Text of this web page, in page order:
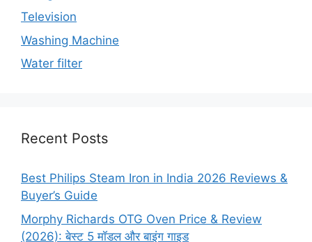
Television
Washing Machine
Water filter
Recent Posts
Best Philips Steam Iron in India 2026 Reviews &
Buyer’s Guide
Morphy Richards OTG Oven Price & Review
(2026): बेस्ट 5 मॉडल और बाइंग गाइड